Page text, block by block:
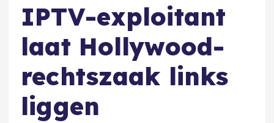
IPTV-exploitant
laat Hollywood-
rechtszaak links
liggen